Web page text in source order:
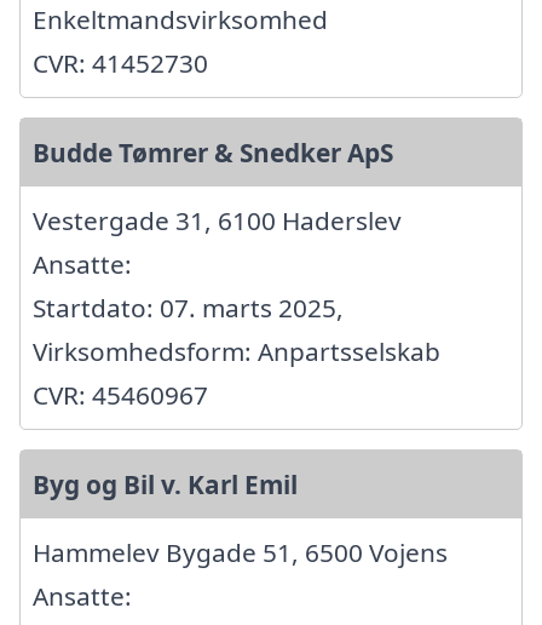
Enkeltmandsvirksomhed
CVR: 41452730
Budde Tømrer & Snedker ApS
Vestergade 31, 6100 Haderslev
Ansatte:
Startdato: 07. marts 2025,
Virksomhedsform: Anpartsselskab
CVR: 45460967
Byg og Bil v. Karl Emil
Hammelev Bygade 51, 6500 Vojens
Ansatte: